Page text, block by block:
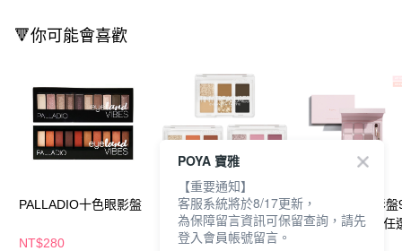
🔻你可能會喜歡
PALLADIO十色眼影盤
NT$280
卡翠絲小寶藏6色眼影
盤4.2g-多款任選
NT$179
heme六色眼影
號27-28)-多款任
POYA 寶雅
【重要通知】
客服系統將於8/17更新，
為保障留言資訊可保留查詢，請先
登入會員帳號留言。